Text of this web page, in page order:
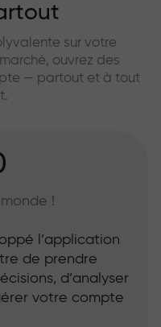
sur votre
ouvrez des
— partout et à tout
!
l’application
de prendre
d’analyser
votre compte